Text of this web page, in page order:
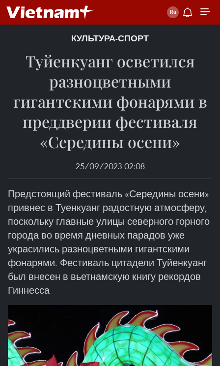
КУЛЬТУРА-СПОРТ
Туйенкуанг осветился
разноцветными
гигантскими фонарями в
преддверии фестиваля
«Середины осени»
25/09/2023 02:08
Предстоящий фестиваль «Середины осени»
привнес в Туенкуанг радостную атмосферу,
поскольку главные улицы северного горного
города во время дневных парадов уже
украсились разноцветными гигантскими
фонарями. Фестиваль цитадели Туйенкуанг
был внесен в вьетнамскую книгу рекордов
Гиннесса